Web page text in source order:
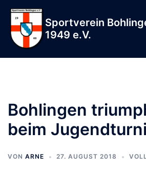
Zum
Inhalt
springen
Sportverein
1949 e.V.
Bohlingen
beim
VON ARNE 27. AUGUST 2018